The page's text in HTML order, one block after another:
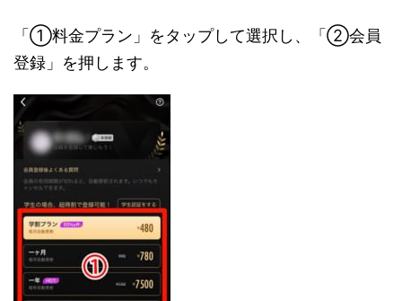
「①料金プラン」をタップして選択し、「②会員
登録」を押します。